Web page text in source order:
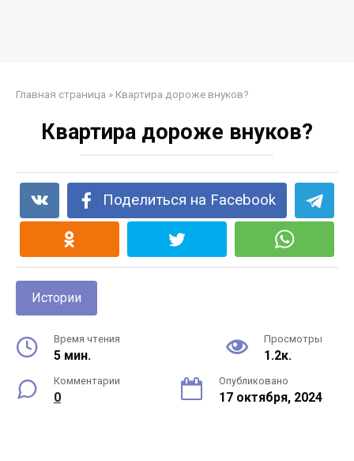
Главная страница » Квартира дороже внуков?
Квартира дороже внуков?
Поделиться на Facebook
Истории
Время чтения
5 мин.
Просмотры
1.2к.
Комментарии
0
Опубликовано
17 октября, 2024